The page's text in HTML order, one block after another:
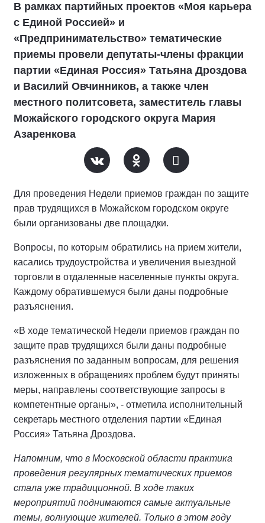
В рамках партийных проектов «Моя карьера
с Единой Россией» и
«Предпринимательство» тематические
приемы провели депутаты-члены фракции
партии «Единая Россия» Татьяна Дроздова
и Василий Овчинников, а также член
местного политсовета, заместитель главы
Можайского городского округа Мария
Азаренкова
Для проведения Недели приемов граждан по защите
прав трудящихся в Можайском городском округе
были организованы две площадки.
Вопросы, по которым обратились на прием жители,
касались трудоустройства и увеличения выездной
торговли в отдаленные населенные пункты округа.
Каждому обратившемуся были даны подробные
разъяснения.
«В ходе тематической Недели приемов граждан по
защите прав трудящихся были даны подробные
разъяснения по заданным вопросам, для решения
изложенных в обращениях проблем будут приняты
меры, направлены соответствующие запросы в
компетентные органы», - отметила исполнительный
секретарь местного отделения партии «Единая
Россия» Татьяна Дроздова.
Напомним, что в Московской области практика
проведения регулярных тематических приемов
стала уже традиционной. В ходе таких
мероприятий поднимаются самые актуальные
темы, волнующие жителей. Только в этом году